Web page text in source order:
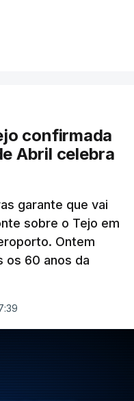
confirmada
Abril celebra
garante que vai
sobre o Tejo em
Ontem
os 60 anos da